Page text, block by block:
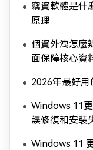
竊資軟體是什
原理
個資外洩怎麼
面保障核心資
2026年最好
Windows 11
誤修復和安裝
Windows 11